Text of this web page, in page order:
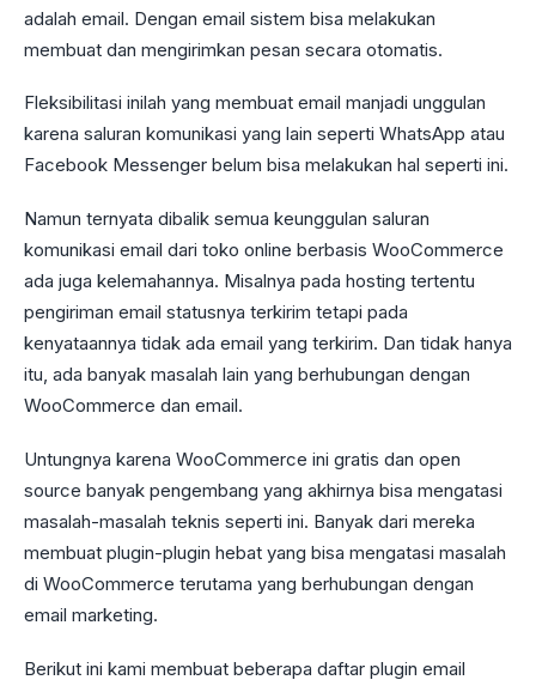
adalah email. Dengan email sistem bisa melakukan
membuat dan mengirimkan pesan secara otomatis.
Fleksibilitasi inilah yang membuat email manjadi unggulan
karena saluran komunikasi yang lain seperti WhatsApp atau
Facebook Messenger belum bisa melakukan hal seperti ini.
Namun ternyata dibalik semua keunggulan saluran
komunikasi email dari toko online berbasis WooCommerce
ada juga kelemahannya. Misalnya pada hosting tertentu
pengiriman email statusnya terkirim tetapi pada
kenyataannya tidak ada email yang terkirim. Dan tidak hanya
itu, ada banyak masalah lain yang berhubungan dengan
WooCommerce dan email.
Untungnya karena WooCommerce ini gratis dan open
source banyak pengembang yang akhirnya bisa mengatasi
masalah-masalah teknis seperti ini. Banyak dari mereka
membuat plugin-plugin hebat yang bisa mengatasi masalah
di WooCommerce terutama yang berhubungan dengan
email marketing.
Berikut ini kami membuat beberapa daftar plugin email